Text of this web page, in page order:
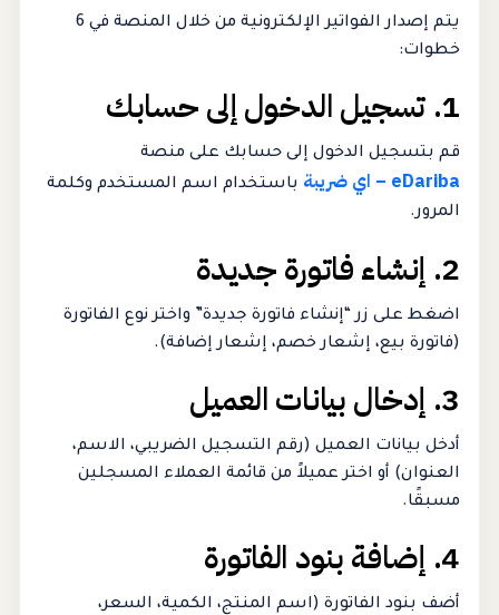
يتم إصدار الفواتير الإلكترونية من خلال المنصة في 6
خطوات:
1. تسجيل الدخول إلى حسابك
قم بتسجيل الدخول إلى حسابك على منصة
eDariba – اي ضريبة
باستخدام اسم المستخدم وكلمة
المرور.
2. إنشاء فاتورة جديدة
اضغط على زر “إنشاء فاتورة جديدة” واختر نوع الفاتورة
(فاتورة بيع، إشعار خصم، إشعار إضافة).
3. إدخال بيانات العميل
أدخل بيانات العميل (رقم التسجيل الضريبي، الاسم،
العنوان) أو اختر عميلاً من قائمة العملاء المسجلين
مسبقًا.
4. إضافة بنود الفاتورة
أضف بنود الفاتورة (اسم المنتج، الكمية، السعر،